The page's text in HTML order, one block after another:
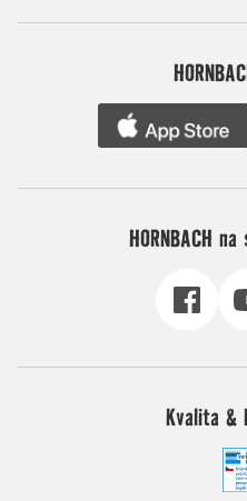
HORNBACH
Kvalita &